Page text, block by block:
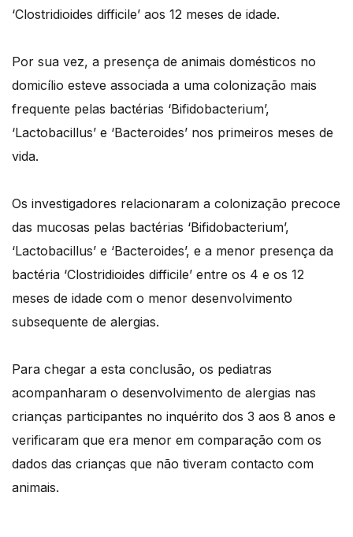
‘Clostridioides difficile’ aos 12 meses de idade.
Por sua vez, a presença de animais domésticos no
domicílio esteve associada a uma colonização mais
frequente pelas bactérias ‘Bifidobacterium’,
‘Lactobacillus’ e ‘Bacteroides’ nos primeiros meses de
vida.
Os investigadores relacionaram a colonização precoce
das mucosas pelas bactérias ‘Bifidobacterium’,
‘Lactobacillus’ e ‘Bacteroides’, e a menor presença da
bactéria ‘Clostridioides difficile’ entre os 4 e os 12
meses de idade com o menor desenvolvimento
subsequente de alergias.
Para chegar a esta conclusão, os pediatras
acompanharam o desenvolvimento de alergias nas
crianças participantes no inquérito dos 3 aos 8 anos e
verificaram que era menor em comparação com os
dados das crianças que não tiveram contacto com
animais.